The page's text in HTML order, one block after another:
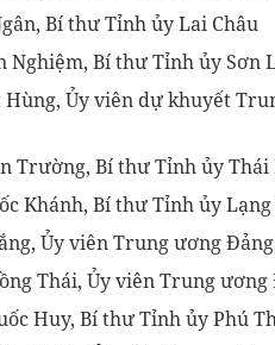
Bí thư Tỉnh ủy Lai Châu
Nghiệm, Bí thư Tỉnh ủy Sơn
Ủy viên dự khuyết
Trường, Bí thư Tỉnh ủy Thái
Khánh, Bí thư Tỉnh ủy Lạng
Ủy viên Trung ương
Thái, Ủy viên Trung
Huy, Bí thư Tỉnh ủy Phú